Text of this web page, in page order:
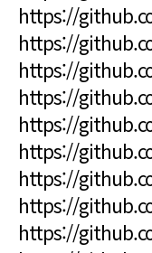
https://
https://
https://
https://
https://
https://
https://
https://
https://